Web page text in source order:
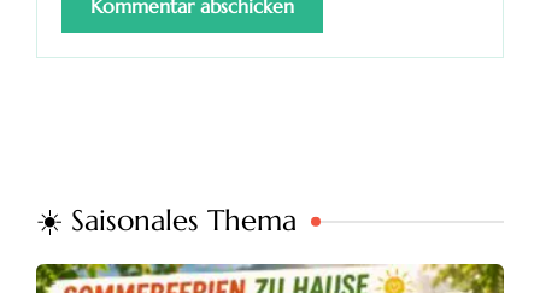
☀️ Saisonales Thema